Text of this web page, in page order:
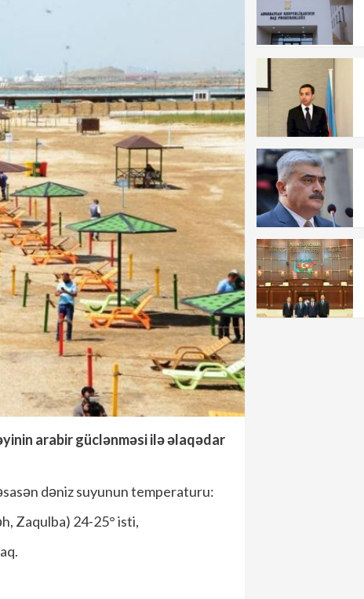
arabir güclənməsi ilə əlaqədar
dəniz suyunun temperaturu:
Zaqulba) 24-25° isti,